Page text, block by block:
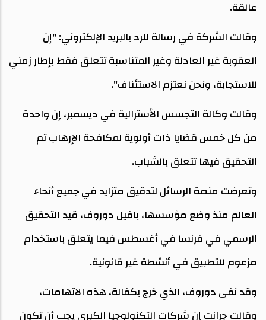
عالقة.
وقالت الشركة في رسالة للرد بالبريد الإلكتروني: "إن
العقوبة غير العادلة وغير المتناسبة تتعلق فقط بإطار زمني
للاستجابة، ونحن نعتزم الاستئناف".
وقالت وكالة التجسس الأسترالية في ديسمبر، إن واحدة
من كل خمس قضايا ذات أولوية لمكافحة الإرهاب تم
التحقيق فيها تتعلق بالشباب.
وتعرضت منصة الرسائل لتدقيق متزايد في جميع أنحاء
العالم منذ وضع مؤسسها، بافيل دوروف، قيد التحقيق
الرسمي في فرنسا في أغسطس فيما يتعلق باستخدام
مزعوم للتطبيق في أنشطة غير قانونية.
وقد نفى دوروف، الذي خرج بكفالة، هذه الاتهامات،
وقالت جرانت إن شركات التكنولوجيا الكبرى يجب أن تكون